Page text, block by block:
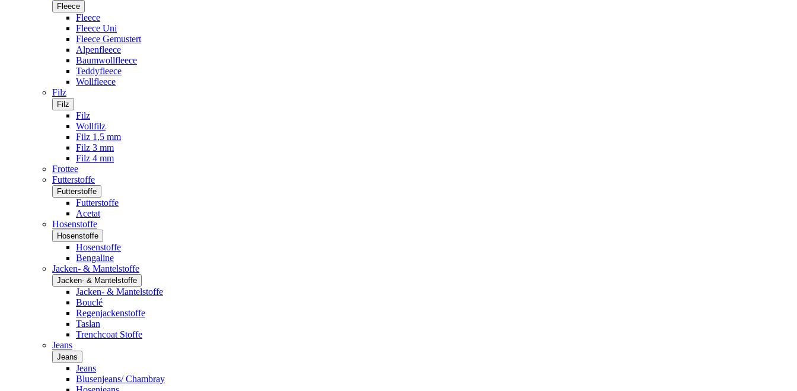
Fleece
Fleece
Fleece Uni
Fleece Gemustert
Alpenfleece
Baumwollfleece
Teddyfleece
Wollfleece
Filz
Filz
Filz
Wollfilz
Filz 1,5 mm
Filz 3 mm
Filz 4 mm
Frottee
Futterstoffe
Futterstoffe
Futterstoffe
Acetat
Hosenstoffe
Hosenstoffe
Hosenstoffe
Bengaline
Jacken- & Mantelstoffe
Jacken- & Mantelstoffe
Jacken- & Mantelstoffe
Bouclé
Regenjackenstoffe
Taslan
Trenchcoat Stoffe
Jeans
Jeans
Jeans
Blusenjeans/ Chambray